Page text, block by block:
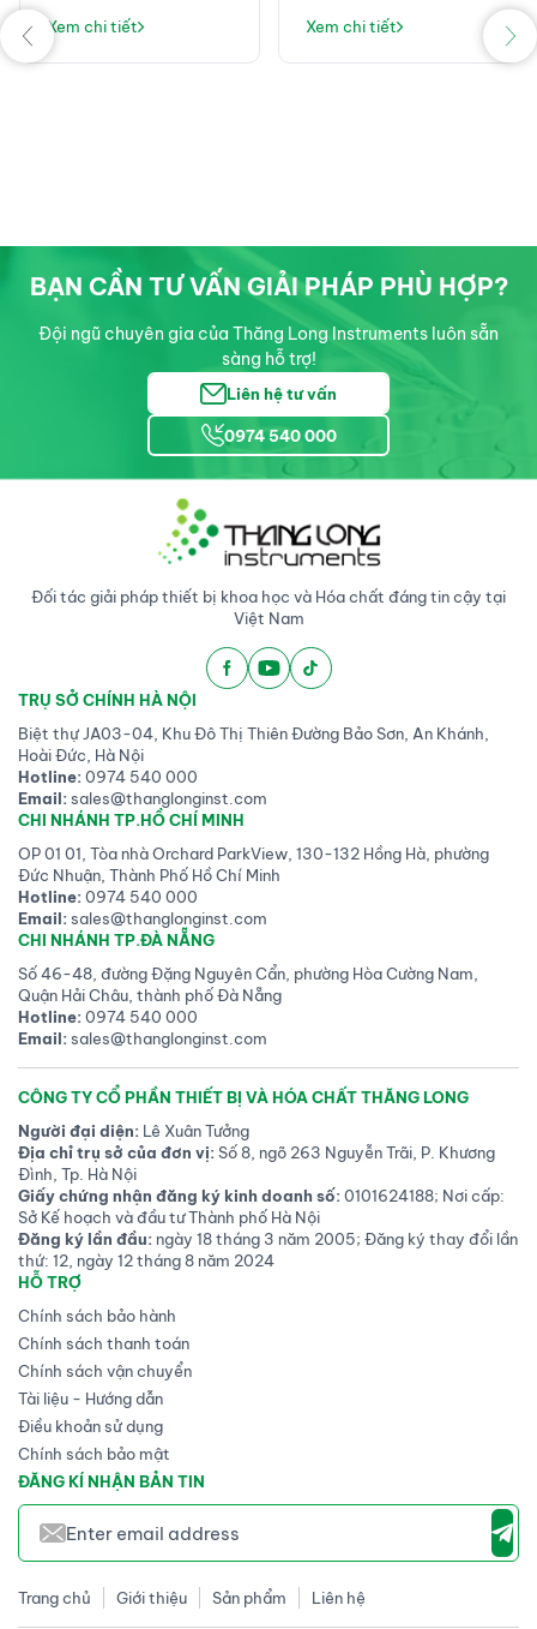
hiển vi cơ bản nhưng
không thể thiếu trong
phòng thí nghiệm
Xem chi tiết
nghiệm thủy sản với
giải pháp LC-MS/MS
Xem chi tiết
BẠN CẦN TƯ VẤN GIẢI PHÁP PHÙ HỢP?
Đội ngũ chuyên gia của Thăng Long Instruments luôn sẵn
sàng hỗ trợ!
Liên hệ tư vấn
0974 540 000
Đối tác giải pháp thiết bị khoa học và Hóa chất đáng tin cậy tại
Việt Nam
TRỤ SỞ CHÍNH HÀ NỘI
Biệt thự JA03-04, Khu Đô Thị Thiên Đường Bảo Sơn, An Khánh,
Hoài Đức, Hà Nội
Hotline:0974 540 000
Email:sales@thanglonginst.com
CHI NHÁNH TP.HỒ CHÍ MINH
OP 01 01, Tòa nhà Orchard ParkView, 130-132 Hồng Hà, phường
Đức Nhuận, Thành Phố Hồ Chí Minh
Hotline:0974 540 000
Email:sales@thanglonginst.com
CHI NHÁNH TP.ĐÀ NẴNG
Số 46-48, đường Đặng Nguyên Cẩn, phường Hòa Cường Nam,
Quận Hải Châu, thành phố Đà Nẵng
Hotline:0974 540 000
Email:sales@thanglonginst.com
CÔNG TY CỔ PHẦN THIẾT BỊ VÀ HÓA CHẤT THĂNG LONG
Người đại diện: Lê Xuân Tưởng
Địa chỉ trụ sở của đơn vị:Số 8, ngõ 263 Nguyễn Trãi, P. Khương
Đình, Tp. Hà Nội
Giấy chứng nhận đăng ký kinh doanh số:0101624188; Nơi cấp:
Sở Kế hoạch và đầu tư Thành phố Hà Nội
Đăng ký lần đầu: ngày 18 tháng 3 năm 2005; Đăng ký thay đổi lần
thứ: 12, ngày 12 tháng 8 năm 2024
HỖ TRỢ
Chính sách bảo hành
Chính sách thanh toán
Chính sách vận chuyển
Tài liệu - Hướng dẫn
Điều khoản sử dụng
Chính sách bảo mật
ĐĂNG KÍ NHẬN BẢN TIN
Trang chủ Giới thiệu Sản phẩm Liên hệ